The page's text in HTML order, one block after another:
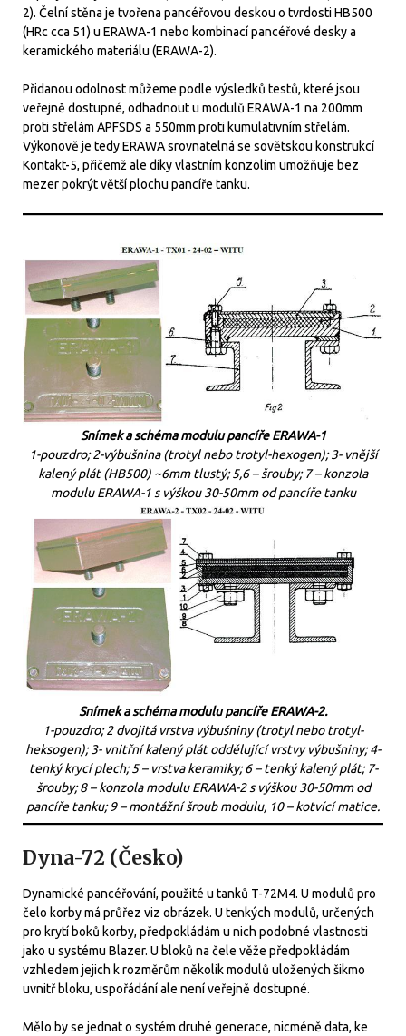
2). Čelní stěna je tvořena pancéřovou deskou o tvrdosti HB500
(HRc cca 51) u ERAWA-1 nebo kombinací pancéřové desky a
keramického materiálu (ERAWA-2).
Přidanou odolnost můžeme podle výsledků testů, které jsou
veřejně dostupné, odhadnout u modulů ERAWA-1 na 200mm
proti střelám APFSDS a 550mm proti kumulativním střelám.
Výkonově je tedy ERAWA srovnatelná se sovětskou konstrukcí
Kontakt-5, přičemž ale díky vlastním konzolím umožňuje bez
mezer pokrýt větší plochu pancíře tanku.
Snímek a schéma modulu pancíře ERAWA-1
1-pouzdro; 2-výbušnina (trotyl nebo trotyl-hexogen); 3- vnější
kalený plát (HB500) ~6mm tlustý; 5,6 – šrouby; 7 – konzola
modulu ERAWA-1 s výškou 30-50mm od pancíře tanku
Snímek a schéma modulu pancíře ERAWA-2.
1-pouzdro; 2 dvojitá vrstva výbušniny (trotyl nebo trotyl-
heksogen); 3- vnitřní kalený plát oddělující vrstvy výbušniny; 4-
tenký krycí plech; 5 – vrstva keramiky; 6 – tenký kalený plát; 7-
šrouby; 8 – konzola modulu ERAWA-2 s výškou 30-50mm od
pancíře tanku; 9 – montážní šroub modulu, 10 – kotvící matice.
Dyna-72 (Česko)
Dynamické pancéřování, použité u tanků T-72M4. U modulů pro
čelo korby má průřez viz obrázek. U tenkých modulů, určených
pro krytí boků korby, předpokládám u nich podobné vlastnosti
jako u systému Blazer. U bloků na čele věže předpokládám
vzhledem jejich k rozměrům několik modulů uložených šikmo
uvnitř bloku, uspořádání ale není veřejně dostupné.
Mělo by se jednat o systém druhé generace, nicméně data, ke